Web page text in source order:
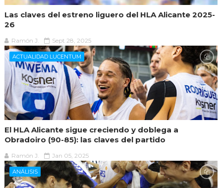
Las claves del estreno liguero del HLA Alicante 2025-
26
Ramón J. Sept 28, 2025
ACTUALIDAD LUCENTUM
El HLA Alicante sigue creciendo y doblega a
Obradoiro (90-85): las claves del partido
Ramón J. Jan 05, 2025
ANÁLISIS